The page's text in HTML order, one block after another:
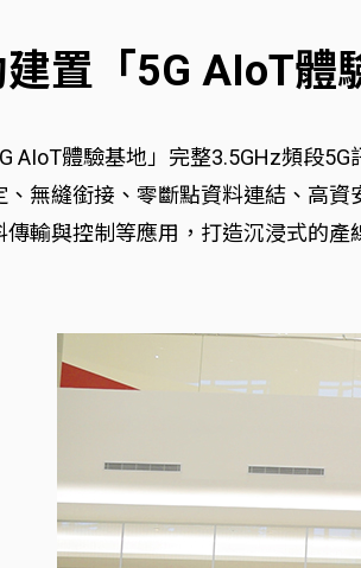
置「5G AIoT體
AIoT體驗基地」完整3.5GHz頻段
無縫銜接、零斷點資料連結、高
輸與控制等應用，打造沉浸式的產